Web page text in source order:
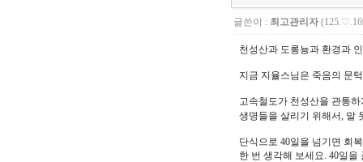
글쓴이 : 최고관리자
천성산과 도롱뇽과 환경과
지금 지율스님은 죽음의 문
고속철도가 천성산을 관통
생명들을 살리기 위해서, 말
단식으로 40일을 넘기면 회
한 번 생각해 보세요. 40일